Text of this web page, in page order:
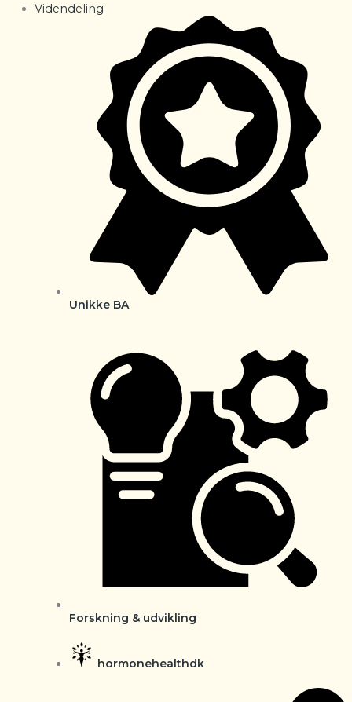
Videndeling
Unikke BA
Forskning & udvikling
hormonehealthdk